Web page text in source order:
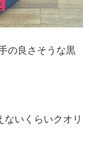
の良さそうな黒
いくらいクオリ